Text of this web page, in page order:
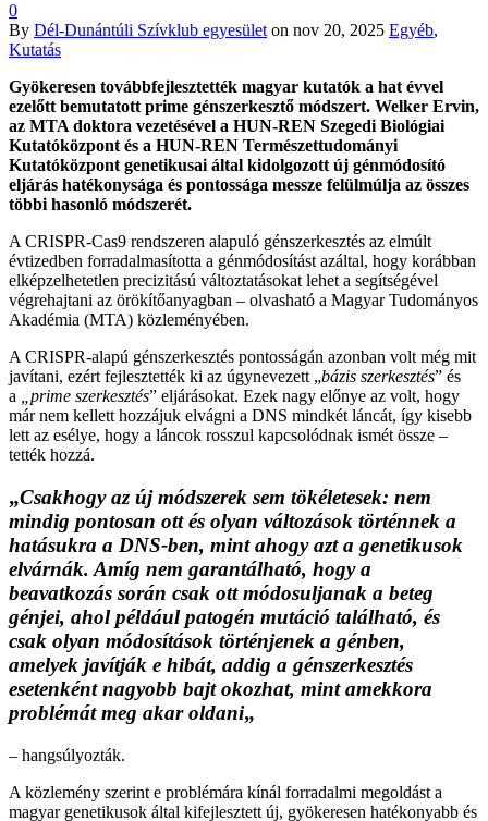
0
By Dél-Dunántúli Szívklub egyesület on nov 20, 2025 Egyéb,
Kutatás
Gyökeresen továbbfejlesztették magyar kutatók a hat évvel
ezelőtt bemutatott prime génszerkesztő módszert. Welker Ervin,
az MTA doktora vezetésével a HUN-REN Szegedi Biológiai
Kutatóközpont és a HUN-REN Természettudományi
Kutatóközpont genetikusai által kidolgozott új génmódosító
eljárás hatékonysága és pontossága messze felülmúlja az összes
többi hasonló módszerét.
A CRISPR-Cas9 rendszeren alapuló génszerkesztés az elmúlt
évtizedben forradalmasította a génmódosítást azáltal, hogy korábban
elképzelhetetlen precizitású változtatásokat lehet a segítségével
végrehajtani az örökítőanyagban – olvasható a Magyar Tudományos
Akadémia (MTA) közleményében.
A CRISPR-alapú génszerkesztés pontosságán azonban volt még mit
javítani, ezért fejlesztették ki az úgynevezett „bázis szerkesztés” és
a
„prime szerkesztés” eljárásokat. Ezek nagy előnye az volt, hogy
már nem kellett hozzájuk elvágni a DNS mindkét láncát, így kisebb
lett az esélye, hogy a láncok rosszul kapcsolódnak ismét össze –
tették hozzá.
„Csakhogy az új módszerek sem tökéletesek: nem
mindig pontosan ott és olyan változások történnek a
hatásukra a DNS-ben, mint ahogy azt a genetikusok
elvárnák. Amíg nem garantálható, hogy a
beavatkozás során csak ott módosuljanak a beteg
génjei, ahol például patogén mutáció található, és
csak olyan módosítások történjenek a génben,
amelyek javítják e hibát, addig a génszerkesztés
esetenként nagyobb bajt okozhat, mint amekkora
problémát meg akar oldani„
– hangsúlyozták.
A közlemény szerint e problémára kínál forradalmi megoldást a
magyar genetikusok által kifejlesztett új, gyökeresen hatékonyabb és